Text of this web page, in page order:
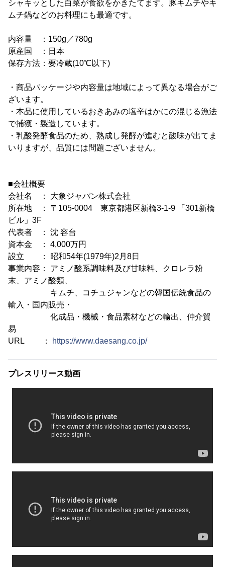
シャキッとした白菜が食欲をかきたてます。豚キムチやキ
ムチ鍋などのお料理にも最適です。
内容量 ：150g／780g
原産国 ：日本
保存方法：要冷蔵(10℃以下)
・商品パッケージや内容量は地域によって異なる場合がご
ざいます。
・本品に使用しているおきあみの塩辛はかにの混じる漁法
で捕獲・製造しています。
・乳酸発酵食品のため、熟成し発酵が進むと酸味が出てま
いりますが、品質には問題ございません。
■会社概要
会社名 ： 大象ジャパン株式会社
所在地 ： 〒105-0004 東京都港区新橋3-1-9 「301新橋
ビル」3F
代表者 ： 沈 容台
資本金 ： 4,000万円
設立 ： 昭和54年(1979年)2月8日
事業内容： アミノ酸系調味料及び甘味料、クロレラ粉
末、アミノ酸類、
キムチ、コチュジャンなどの韓国伝統食品の
輸入・国内販売・
化成品・機械・食品素材などの輸出、仲介貿
易
URL ：
https://www.daesang.co.jp/
プレスリリース動画